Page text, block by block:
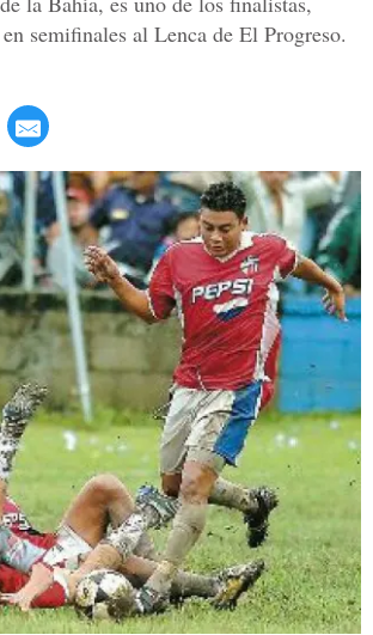
semifinales al Lenca de El Progreso.